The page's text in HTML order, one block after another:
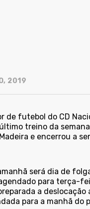
2019
de futebol do CD
treino da
e encerrou a
será dia de
para terça-
a deslocação
para a manhã do